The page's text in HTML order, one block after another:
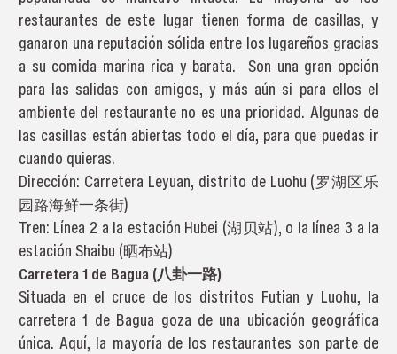
restaurantes de este lugar tienen forma de casillas, y
ganaron una reputación sólida entre los lugareños gracias
a su comida marina rica y barata. Son una gran opción
para las salidas con amigos, y más aún si para ellos el
ambiente del restaurante no es una prioridad. Algunas de
las casillas están abiertas todo el día, para que puedas ir
cuando quieras.
Dirección: Carretera Leyuan, distrito de Luohu (罗湖区乐
园路海鲜一条街)
Tren: Línea 2 a la estación Hubei (湖贝站), o la línea 3 a la
estación Shaibu (晒布站)
Carretera 1 de Bagua (八卦一路)
Situada en el cruce de los distritos Futian y Luohu, la
carretera 1 de Bagua goza de una ubicación geográfica
única. Aquí, la mayoría de los restaurantes son parte de